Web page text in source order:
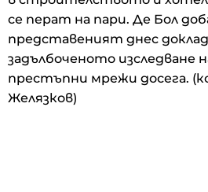
се перат на пари. Де Бол
представеният днес
задълбоченото изследване
престъпни мрежи досега.
Желязков)